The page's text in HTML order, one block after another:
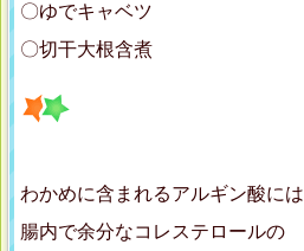
〇ゆでキャベツ
〇切干大根含煮
わかめに含まれるアルギン酸には
腸内で余分なコレステロールの